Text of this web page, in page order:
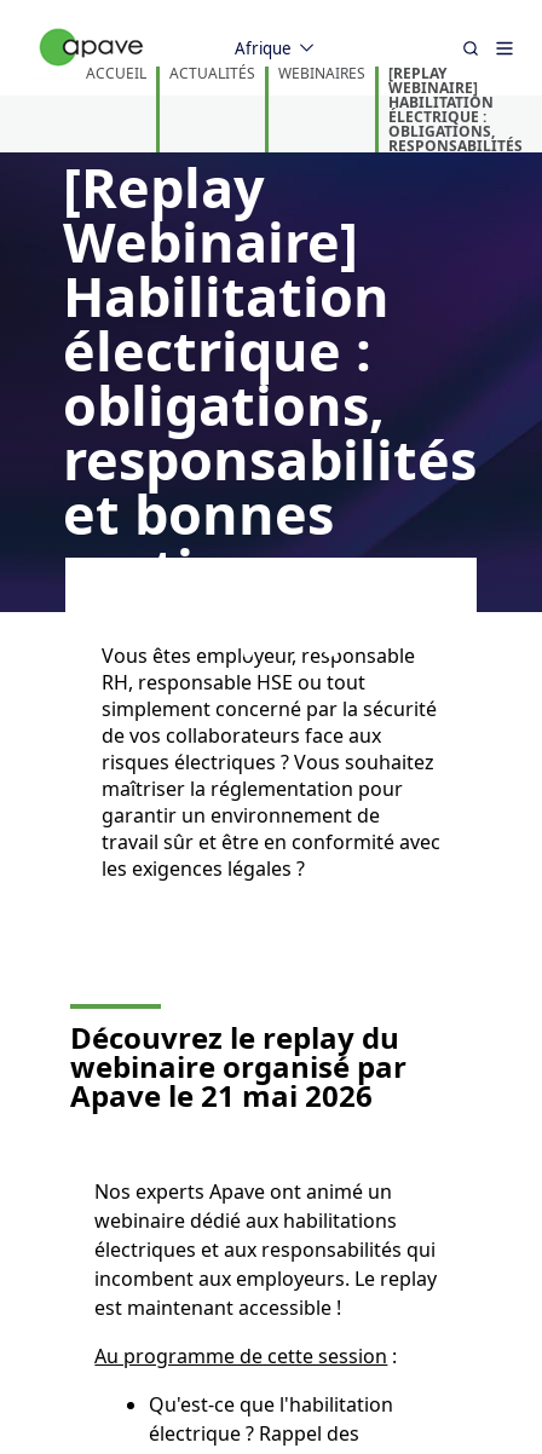
Afrique
ACCUEIL ACTUALITÉS WEBINAIRES [REPLAY
WEBINAIRE]
HABILITATION
ÉLECTRIQUE :
OBLIGATIONS,
RESPONSABILITÉS
[Replay
Webinaire]
Habilitation
électrique :
obligations,
responsabilités
et bonnes
pratiques pour
les employeurs
Vous êtes employeur, responsable
RH, responsable HSE ou tout
simplement concerné par la sécurité
de vos collaborateurs face aux
risques électriques ? Vous souhaitez
maîtriser la réglementation pour
garantir un environnement de
travail sûr et être en conformité avec
les exigences légales ?
Découvrez le replay du
webinaire organisé par
Apave le 21 mai 2026
Nos experts Apave ont animé un
webinaire dédié aux habilitations
électriques et aux responsabilités qui
incombent aux employeurs. Le replay
est maintenant accessible !
Au programme de cette session :
Qu'est-ce que l'habilitation
électrique ? Rappel des